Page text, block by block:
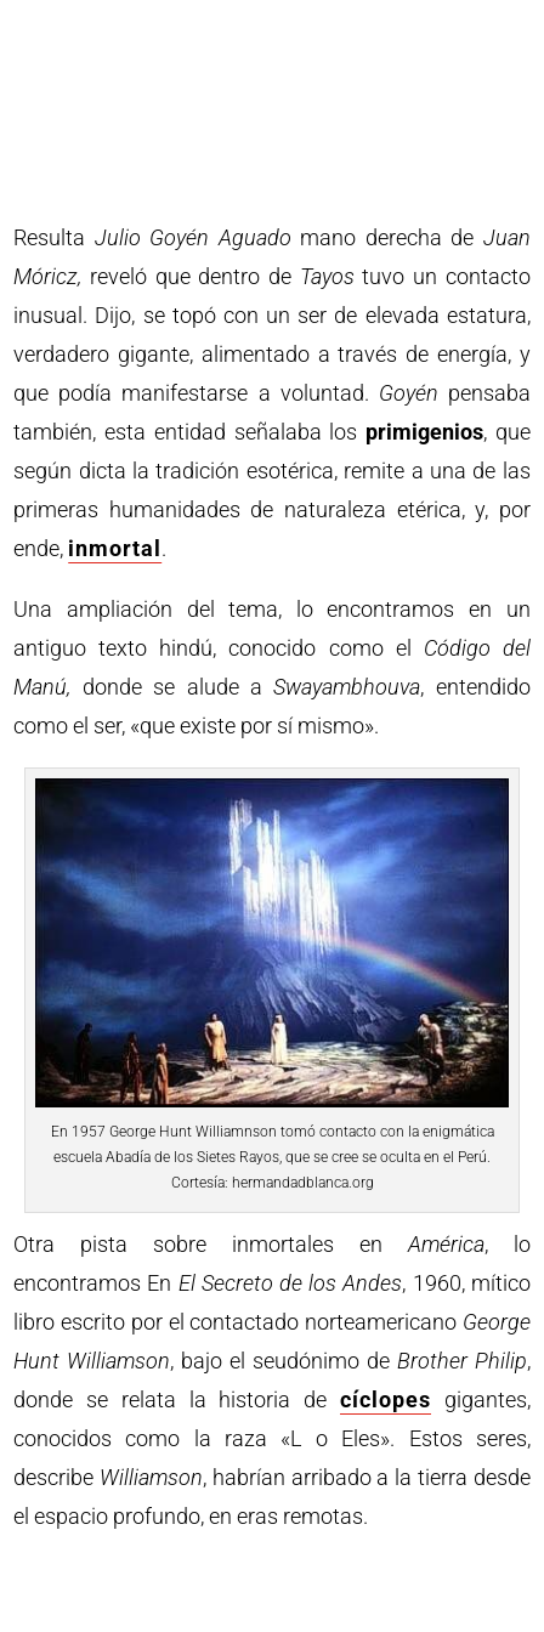
Resulta Julio Goyén Aguado mano derecha de Juan
Móricz, reveló que dentro de Tayos tuvo un contacto
inusual. Dijo, se topó con un ser de elevada estatura,
verdadero gigante, alimentado a través de energía, y
que podía manifestarse a voluntad. Goyén pensaba
también, esta entidad señalaba los primigenios, que
según dicta la tradición esotérica, remite a una de las
primeras humanidades de naturaleza etérica, y, por
ende, inmortal.
Una ampliación del tema, lo encontramos en un
antiguo texto hindú, conocido como el Código del
Manú, donde se alude aSwayambhouva, entendido
como el ser, «que existe por sí mismo».
En 1957 George Hunt Williamnson tomó contacto con la enigmática
escuela Abadía de los Sietes Rayos, que se cree se oculta en el Perú.
Cortesía: hermandadblanca.org
Otra pista sobre inmortales en América, lo
encontramos En El Secreto de los Andes, 1960, mítico
libro escrito por el contactado norteamericano George
Hunt Williamson, bajo el seudónimo de Brother Philip,
donde se relata la historia de cíclopes gigantes,
conocidos como la raza «L o Eles». Estos seres,
describe Williamson, habrían arribado a la tierra desde
el espacio profundo, en eras remotas.